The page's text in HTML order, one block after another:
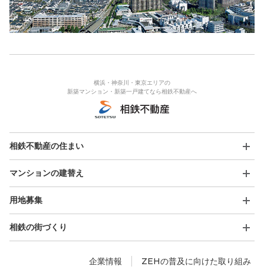
横浜・神奈川・東京エリアの
新築マンション・新築一戸建てなら相鉄不動産へ
相鉄不動産の住まい
マンションの建替え
用地募集
相鉄の街づくり
企業情報 ZEHの普及に向けた取り組み